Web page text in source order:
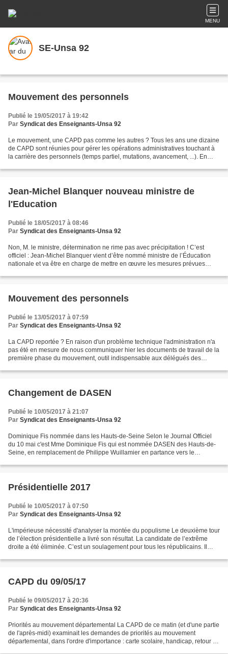
MENU
SE-Unsa 92
Mouvement des personnels
Publié le 19/05/2017 à 19:42
Par Syndicat des Enseignants-Unsa 92
Le mouvement, une CAPD pas comme les autres ? Tous les ans une dizaine
de CAPD sont réunies pour gérer les opérations administratives touchant à
la carrière des personnels (temps partiel, mutations, avancement, ...). En
Jean-Michel Blanquer nouveau ministre de
l'Education
Publié le 18/05/2017 à 08:46
Par Syndicat des Enseignants-Unsa 92
Non, M. le ministre, détermination ne rime pas avec précipitation ! C’est
officiel : Jean-Michel Blanquer vient d’être nommé ministre de l’Éducation
nationale et va être en charge de mettre en œuvre les mesures prévues
Mouvement des personnels
Publié le 13/05/2017 à 07:59
Par Syndicat des Enseignants-Unsa 92
La CAPD reportée ? En raison d'un problème technique l'administration n'a
pas été en mesure de nous communiquer hier les documents de travail de la
première phase du mouvement, outil indispensable aux délégués des
Changement de DASEN
Publié le 10/05/2017 à 21:07
Par Syndicat des Enseignants-Unsa 92
Dominique Fis nommée dans les Hauts-de-Seine Selon le Journal Officiel
du 10 mai c'est Mme Dominique Fis qui est nommée DASEN des Hauts-de-
Seine, en remplacement de Philippe Wuillamier en partance vers le
Présidentielle 2017
Publié le 10/05/2017 à 07:50
Par Syndicat des Enseignants-Unsa 92
L'impérieuse nécessité d'analyser la montée du populisme Le deuxième tour
de l’élection présidentielle a livré son résultat. La candidate de l’extrême
droite a été éliminée. C’est un soulagement pour tous les républicains. Il
CAPD du 09/05/17
Publié le 09/05/2017 à 20:36
Par Syndicat des Enseignants-Unsa 92
Priorités au mouvement départemental La CAPD de ce matin (et d'une partie
de l'après-midi) examinait les demandes de priorités au mouvement
départemental, dans l'ordre d'importance : carte scolaire, handicap, retour de